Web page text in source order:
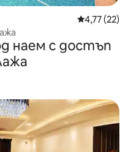
Средна
4,77 (22)
наем с достъп